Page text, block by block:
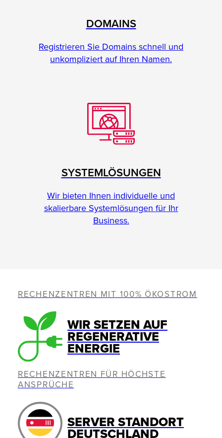
DOMAINS
Registrieren Sie Domains schnell und
unkompliziert auf Ihren Namen.
SYSTEMLÖSUNGEN
Wir bieten Ihnen individuelle und
skalierbare Systemlösungen für Ihr
Business.
RECHENZENTREN MIT 100% ÖKOSTROM
WIR SETZEN AUF
REGENERATIVE
ENERGIE
RECHENZENTREN FÜR HÖCHSTE
ANSPRÜCHE
SERVER STANDORT
DEUTSCHLAND